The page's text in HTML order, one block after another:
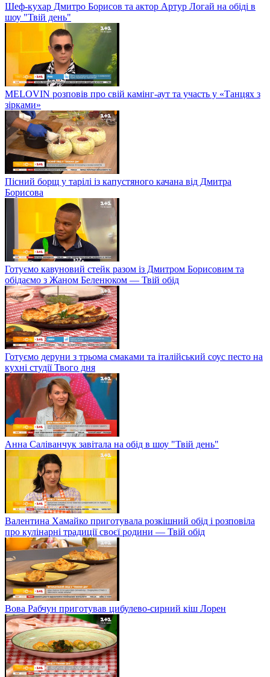
Шеф-кухар Дмитро Борисов та актор Артур Логай на обіді в
шоу "Твій день"
MELOVIN розповів про свій камінг-аут та участь у «Танцях з
зірками»
Пісний борщ у тарілі із капустяного качана від Дмитра
Борисова
Готуємо кавуновий стейк разом із Дмитром Борисовим та
обідаємо з Жаном Беленюком — Твій обід
Готуємо деруни з трьома смаками та італійський соус песто на
кухні студії Твого дня
Анна Саліванчук завітала на обід в шоу "Твій день"
Валентина Хамайко приготувала розкішний обід і розповіла
про кулінарні традиції своєї родини — Твій обід
Вова Рабчун приготував цибулево-сирний кіш Лорен